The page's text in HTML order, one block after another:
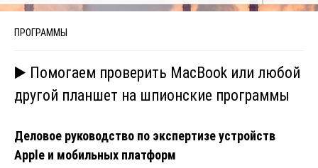
ПРОГРАММЫ
▶️ Помогаем проверить MacBook или любой
другой планшет на шпионские программы
Деловое руководство по экспертизе устройств
Apple и мобильных платформ